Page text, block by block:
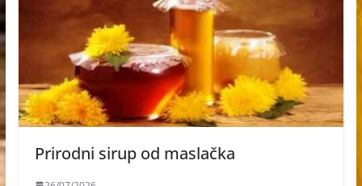
Prirodni sirup od maslačka